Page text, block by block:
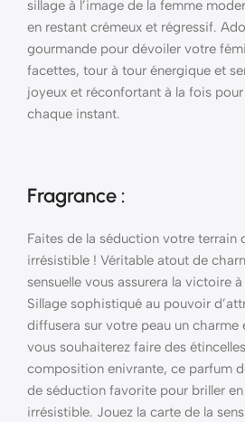
sillage à l’image de la femme
en restant crémeux et régressif.
gourmande pour dévoiler votre
facettes, tour à tour énergique et
joyeux et réconfortant à la fois
chaque instant.
Fragrance :
Faites de la séduction votre terrain
irrésistible ! Véritable atout de
sensuelle vous assurera la victoire
Sillage sophistiqué au pouvoir
diffusera sur votre peau un charme
vous souhaiterez faire des
composition enivrante, ce parfum
de séduction favorite pour briller
irrésistible. Jouez la carte de la